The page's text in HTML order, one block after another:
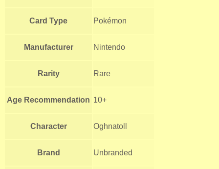
Card Type Pokémon
Manufacturer Nintendo
Rarity Rare
Age Recommendation 10+
Character Oghnatoll
Brand Unbranded